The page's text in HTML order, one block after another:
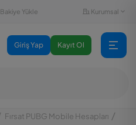
Bakiye Yükle Kurumsal
Giriş Yap Kayıt Ol
Fırsat PUBG Mobile Hesapları